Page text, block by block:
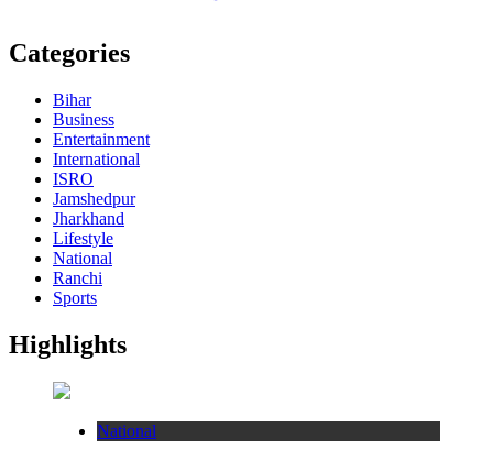
Categories
Bihar
Business
Entertainment
International
ISRO
Jamshedpur
Jharkhand
Lifestyle
National
Ranchi
Sports
Highlights
National